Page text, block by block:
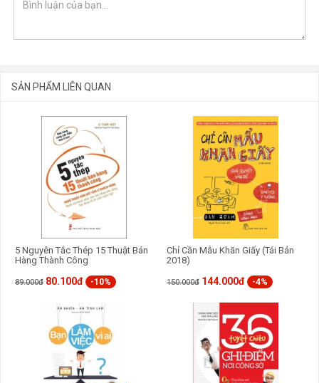
GỬI BÌNH LUẬN
SẢN PHẨM LIÊN QUAN
5 Nguyên Tắc Thép 15 Thuật Bán
Hàng Thành Công
89.000đ 80.100đ -10%
Chỉ Cần Mẫu Khăn Giấy (Tái Bản
2018)
150.000đ 144.000đ -4%